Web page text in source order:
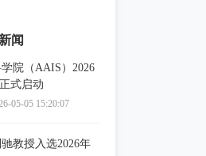
闻
院（AAIS）2026
式启动
05-05 15:20:07
教授入选2026年